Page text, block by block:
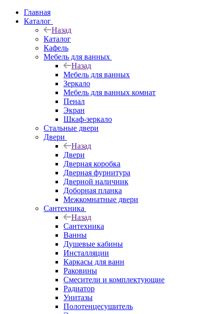
Главная
Каталог
Назад
Каталог
Кафель
Мебель для ванных
Назад
Мебель для ванных
Зеркало
Мебель для ванных комнат
Пенал
Экран
Шкаф-зеркало
Стальные двери
Двери
Назад
Двери
Дверная коробка
Дверная фурнитура
Дверной наличник
Доборная планка
Межкомнатные двери
Сантехника
Назад
Сантехника
Ванны
Душевые кабины
Инсталляции
Каркасы для ванн
Раковины
Смесители и комплектующие
Радиатор
Унитазы
Полотенцесушитель